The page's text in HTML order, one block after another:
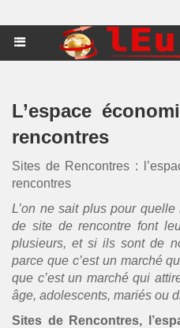
L’espace
rencontres
Sites de Rencontres :
rencontres
L’on ne sait plus pour
de site de rencontre font
plusieurs, et si ils sont de
parce que c’est un marché
que c’est un marché qui
âge, adolescents, mariés ou
Sites de Rencontres,